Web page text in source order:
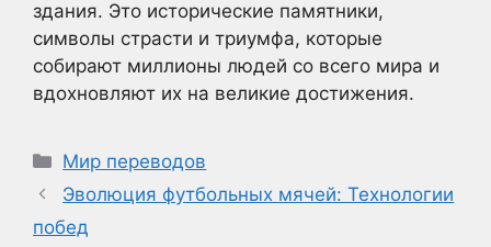
здания. Это исторические памятники,
символы страсти и триумфа, которые
собирают миллионы людей со всего мира и
вдохновляют их на великие достижения.
Рубрики
Мир переводов
Эволюция футбольных мячей: Технологии
побед